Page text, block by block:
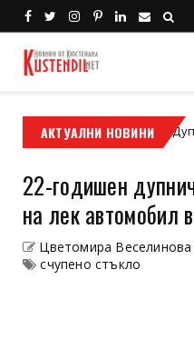
АКТУАЛНИ НОВИНИ
ще се проведе в
22-годишен
на лек автомобил
Цветомира Веселинова
счупено стъкло